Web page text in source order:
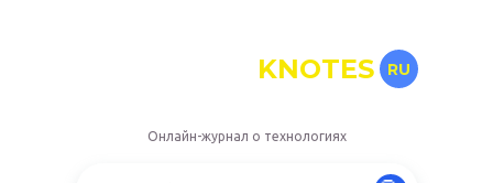
KNOTES RU
Онлайн-журнал о технологиях